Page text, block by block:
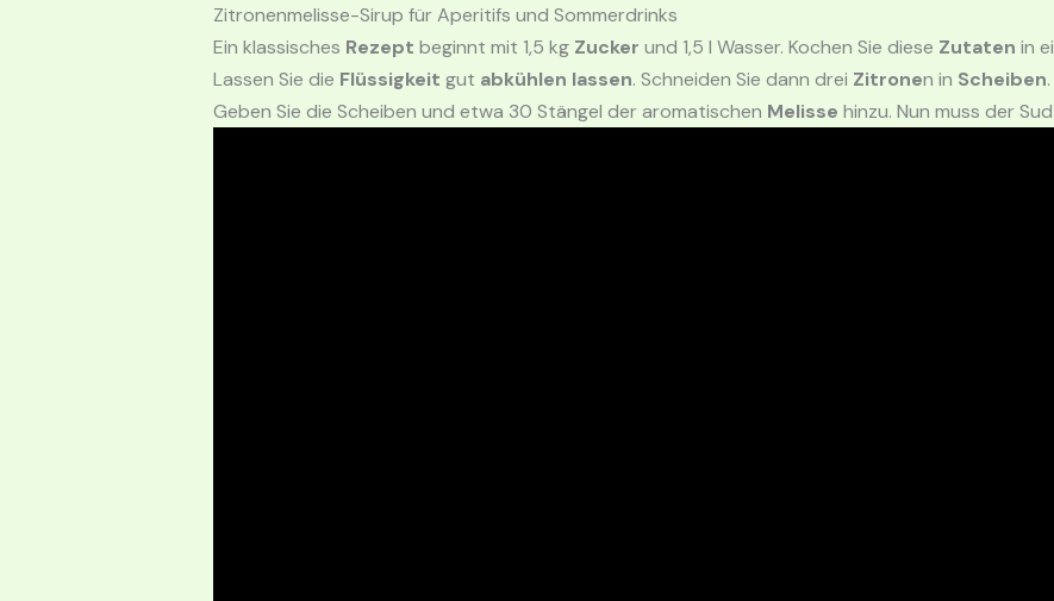
Zitronenmelisse-Sirup für Aperitifs und Sommerdrinks
Ein klassisches Rezept beginnt mit 1,5 kg Zucker und 1,5 l Wasser. Kochen Sie diese Zutaten in
Lassen Sie die Flüssigkeit gut abkühlen lassen. Schneiden Sie dann drei Zitronen in Scheiben.
Geben Sie die Scheiben und etwa 30 Stängel der aromatischen Melisse hinzu. Nun muss der Sud